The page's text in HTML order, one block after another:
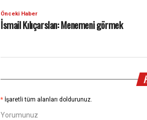
Önceki Haber
İsmail Kılıçarslan: Menemeni görmek
* İşaretli tüm alanları doldurunuz.
Yorumunuz